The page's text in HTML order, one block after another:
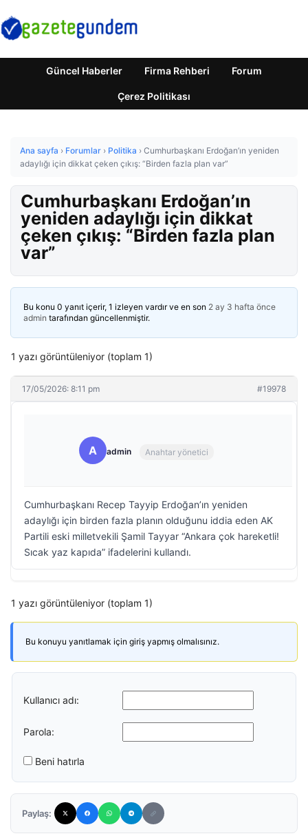
Güncel Haberler Firma Rehberi Forum
Çerez Politikası
Ana sayfa › Forumlar › Politika › Cumhurbaşkanı Erdoğan’ın yeniden
adaylığı için dikkat çeken çıkış: “Birden fazla plan var”
Cumhurbaşkanı Erdoğan’ın
yeniden adaylığı için dikkat
çeken çıkış: “Birden fazla plan
var”
Bu konu 0 yanıt içerir, 1 izleyen vardır ve en son 2 ay 3 hafta önce
admin tarafından güncellenmiştir.
1 yazı görüntüleniyor (toplam 1)
17/05/2026: 8:11 pm #19978
A admin Anahtar yönetici
Cumhurbaşkanı Recep Tayyip Erdoğan’ın yeniden
adaylığı için birden fazla planın olduğunu iddia eden AK
Partili eski milletvekili Şamil Tayyar “Ankara çok hareketli!
Sıcak yaz kapıda” ifadelerini kullandı.
1 yazı görüntüleniyor (toplam 1)
Bu konuyu yanıtlamak için giriş yapmış olmalısınız.
Kullanıcı adı:
Parola:
Beni hatırla
Paylaş: